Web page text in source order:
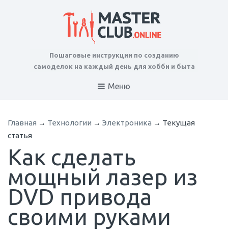
Пошаговые инструкции по созданию
самоделок на каждый день для хобби и быта
Меню
Главная → Технологии → Электроника → Текущая
статья
Как сделать
мощный лазер из
DVD привода
своими руками